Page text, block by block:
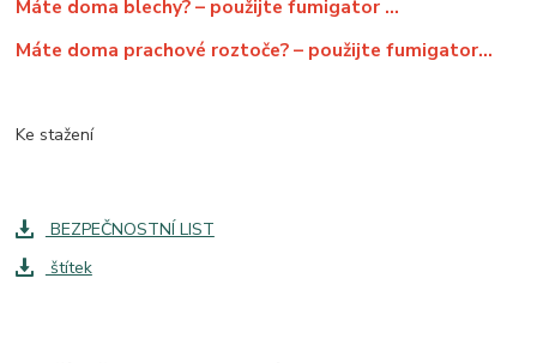
Máte doma blechy? – použijte fumigator ...
Máte doma prachové roztoče? – použijte fumigator…
Ke stažení
BEZPEČNOSTNÍ LIST
štítek